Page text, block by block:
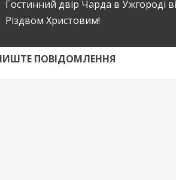
Гостинний двір Чарда в Ужгороді
Різдвом Христовим!
ПОВІДОМЛЕННЯ